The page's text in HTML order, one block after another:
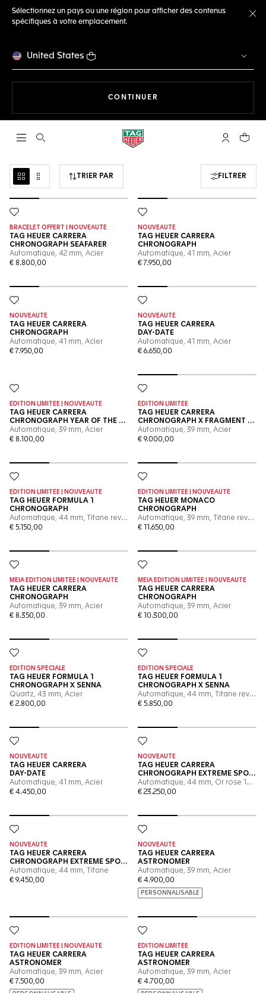
Sélectionnez un pays ou une région pour afficher des contenus
spécifiques à votre emplacement.
United States
CONTINUER
Ouvrir la barre de recherche Compte My
Votre